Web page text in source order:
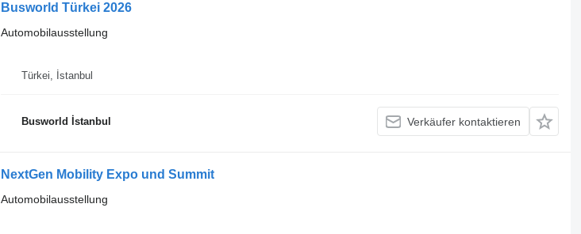
Busworld Türkei 2026
Automobilausstellung
Türkei, İstanbul
Busworld İstanbul Verkäufer kontaktieren
NextGen Mobility Expo und Summit
Automobilausstellung